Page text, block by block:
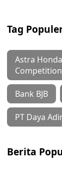
Tag
Astra
Competition
Bank BJB
PT Daya
Berita